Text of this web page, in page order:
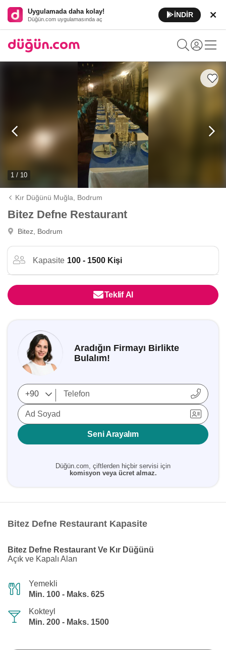
Uygulamada daha kolay!
Düğün.com uygulamasında aç
İNDİR
1 / 10
Kır Düğünü Muğla, Bodrum
Bitez Defne Restaurant
Bitez, Bodrum
Kapasite 100 - 1500 Kişi
Teklif Al
Aradığın Firmayı Birlikte
Bulalım!
Ad Soyad
Seni Arayalım
Düğün.com, çiftlerden hiçbir servisi için
komisyon veya ücret almaz.
Bitez Defne Restaurant Kapasite
Bitez Defne Restaurant Ve Kır Düğünü
Açık ve Kapalı Alan
Yemekli
Min. 100 - Maks. 625
Kokteyl
Min. 200 - Maks. 1500